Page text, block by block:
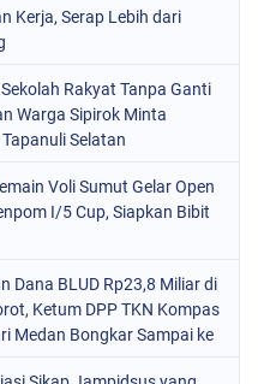
Kerja, Serap Lebih dari
Rakyat Tanpa Ganti
Warga Sipirok Minta
Selatan
Voli Sumut Gelar Open
I/5 Cup, Siapkan Bibit
Dana BLUD Rp23,8 Miliar di
Ketum DPP TKN Kompas
Medan Bongkar Sampai ke